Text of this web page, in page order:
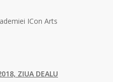
ICon Arts
ZIUA DEALU